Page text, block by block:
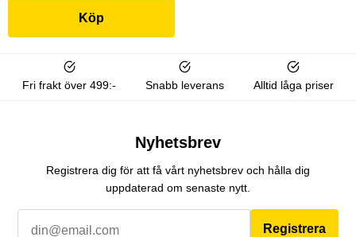
Köp
Fri frakt över 499:- Snabb leverans Alltid låga priser
Nyhetsbrev
Registrera dig för att få vårt nyhetsbrev och hålla dig
uppdaterad om senaste nytt.
Registrera